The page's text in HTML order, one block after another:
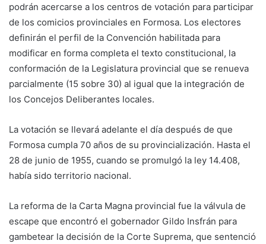
podrán acercarse a los centros de votación para participar
de los comicios provinciales en Formosa. Los electores
definirán el perfil de la Convención habilitada para
modificar en forma completa el texto constitucional, la
conformación de la Legislatura provincial que se renueva
parcialmente (15 sobre 30) al igual que la integración de
los Concejos Deliberantes locales.
La votación se llevará adelante el día después de que
Formosa cumpla 70 años de su provincialización. Hasta el
28 de junio de 1955, cuando se promulgó la ley 14.408,
había sido territorio nacional.
La reforma de la Carta Magna provincial fue la válvula de
escape que encontró el gobernador Gildo Insfrán para
gambetear la decisión de la Corte Suprema, que sentenció